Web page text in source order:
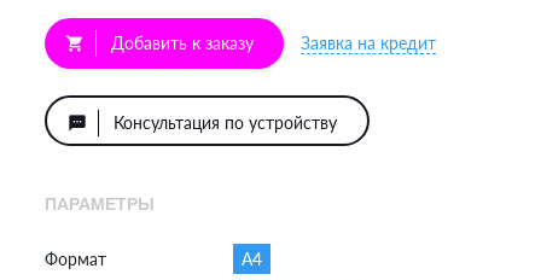
shopping_cart Добавить к заказу Заявка на кредит
textsms Консультация по устройству
ПАРАМЕТРЫ
Формат A4